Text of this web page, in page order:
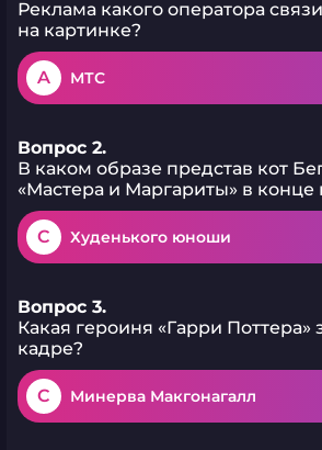
Реклама какого оператора
на картинке?
A МТС
Вопрос 2.
В каком образе представ кот
«Мастера и Маргариты» в конце
C Худенького юноши
Вопрос 3.
Какая героиня «Гарри Поттера»
кадре?
C Минерва Макгонагалл